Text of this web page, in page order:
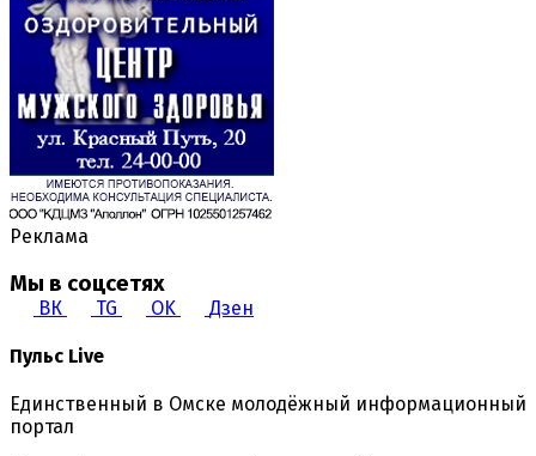
Реклама
Мы в соцсетях
ВК TG OK Дзен
Пульс Live
Единственный в Омске молодёжный информационный
портал